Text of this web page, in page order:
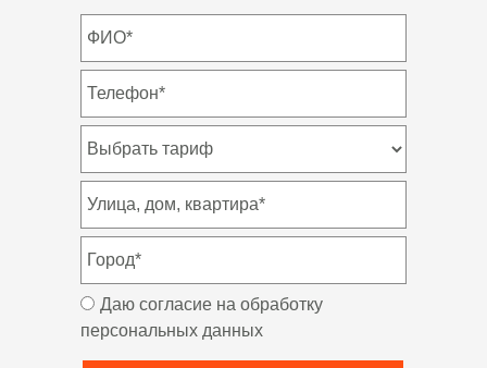
Даю согласие на обработку
персональных данных